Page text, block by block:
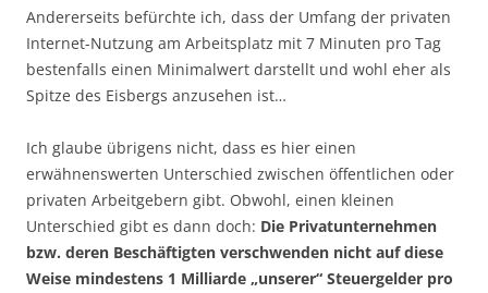
Andererseits befürchte ich, dass der Umfang der privaten
Internet-Nutzung am Arbeitsplatz mit 7 Minuten pro Tag
bestenfalls einen Minimalwert darstellt und wohl eher als
Spitze des Eisbergs anzusehen ist…
Ich glaube übrigens nicht, dass es hier einen
erwähnenswerten Unterschied zwischen öffentlichen oder
privaten Arbeitgebern gibt. Obwohl, einen kleinen
Unterschied gibt es dann doch: Die Privatunternehmen
bzw. deren Beschäftigten verschwenden nicht auf diese
Weise mindestens 1 Milliarde „unserer“ Steuergelder pro